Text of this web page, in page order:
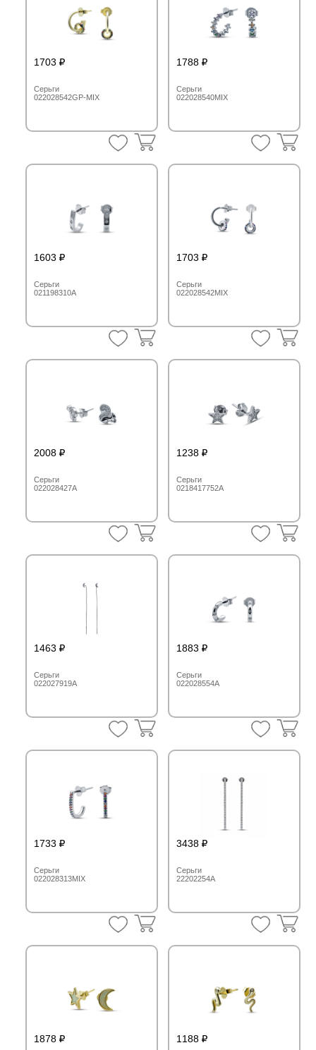
1788
Серьги
022028540MIX
1703
Серьги
022028542GP-MIX
1703
Серьги
022028542MIX
1603
Серьги
021198310A
1238
Серьги
0218417752A
2008
Серьги
022028427A
1883
Серьги
022028554A
1463
Серьги
022027919A
3438
Серьги
22202254A
1733
Серьги
022028313MIX
1188
1878